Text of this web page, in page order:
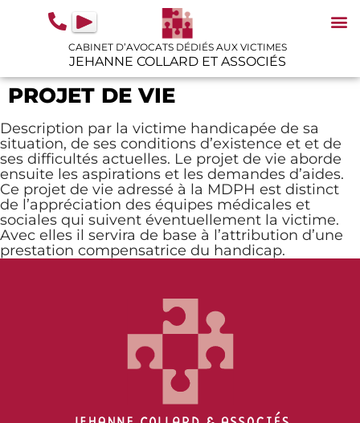
principal
CABINET D’AVOCATS DÉDIÉS AUX VICTIMES
JEHANNE COLLARD ET ASSOCIÉS
PROJET DE VIE
Description par la victime handicapée de sa
situation, de ses conditions d’existence et et de
ses difficultés actuelles. Le projet de vie aborde
ensuite les aspirations et les demandes d’aides.
Ce projet de vie adressé à la MDPH est distinct
de l’appréciation des équipes médicales et
sociales qui suivent éventuellement la victime.
Avec elles il servira de base à l’attribution d’une
prestation compensatrice du handicap.